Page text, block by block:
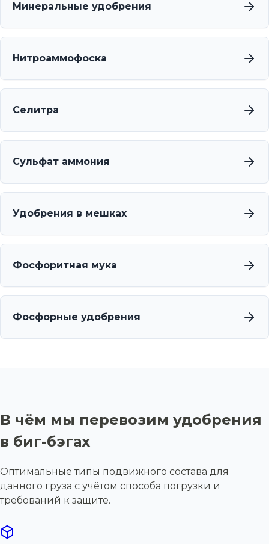
Минеральные удобрения
Нитроаммофоска
Селитра
Сульфат аммония
Удобрения в мешках
Фосфоритная мука
Фосфорные удобрения
В чём мы перевозим удобрения
в биг-бэгах
Оптимальные типы подвижного состава для
данного груза с учётом способа погрузки и
требований к защите.